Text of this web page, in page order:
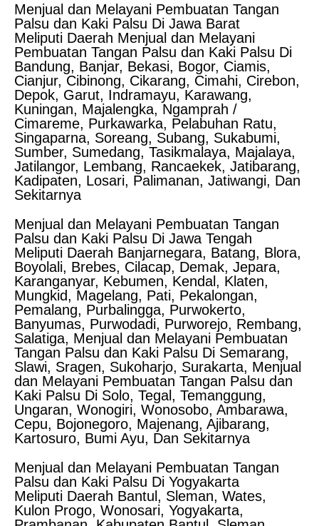
Menjual dan Melayani Pembuatan Tangan
Palsu dan Kaki Palsu Di Jawa Barat
Meliputi Daerah Menjual dan Melayani
Pembuatan Tangan Palsu dan Kaki Palsu Di
Bandung, Banjar, Bekasi, Bogor, Ciamis,
Cianjur, Cibinong, Cikarang, Cimahi, Cirebon,
Depok, Garut, Indramayu, Karawang,
Kuningan, Majalengka, Ngamprah /
Cimareme, Purkawarka, Pelabuhan Ratu,
Singaparna, Soreang, Subang, Sukabumi,
Sumber, Sumedang, Tasikmalaya, Majalaya,
Jatilangor, Lembang, Rancaekek, Jatibarang,
Kadipaten, Losari, Palimanan, Jatiwangi, Dan
Sekitarnya
Menjual dan Melayani Pembuatan Tangan
Palsu dan Kaki Palsu Di Jawa Tengah
Meliputi Daerah Banjarnegara, Batang, Blora,
Boyolali, Brebes, Cilacap, Demak, Jepara,
Karanganyar, Kebumen, Kendal, Klaten,
Mungkid, Magelang, Pati, Pekalongan,
Pemalang, Purbalingga, Purwokerto,
Banyumas, Purwodadi, Purworejo, Rembang,
Salatiga, Menjual dan Melayani Pembuatan
Tangan Palsu dan Kaki Palsu Di Semarang,
Slawi, Sragen, Sukoharjo, Surakarta, Menjual
dan Melayani Pembuatan Tangan Palsu dan
Kaki Palsu Di Solo, Tegal, Temanggung,
Ungaran, Wonogiri, Wonosobo, Ambarawa,
Cepu, Bojonegoro, Majenang, Ajibarang,
Kartosuro, Bumi Ayu, Dan Sekitarnya
Menjual dan Melayani Pembuatan Tangan
Palsu dan Kaki Palsu Di Yogyakarta
Meliputi Daerah Bantul, Sleman, Wates,
Kulon Progo, Wonosari, Yogyakarta,